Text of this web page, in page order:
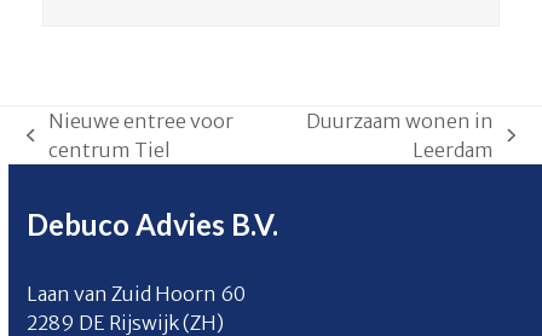
previous
Nieuwe entree voor
centrum Tiel
Duurzaam wonen in
Leerdam
Debuco Advies B.V.
Laan van Zuid Hoorn 60
2289 DE Rijswijk (ZH)